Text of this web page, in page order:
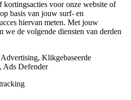
kortingsacties voor onze website of
basis van jouw surf- en
hiervan meten. Met jouw
we de volgende diensten van derden
Klikgebaseerde
Ads Defender